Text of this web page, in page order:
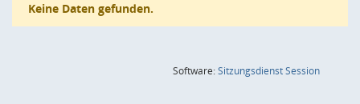
Keine Daten gefunden.
Software:SitzungsdienstSession(Wird in